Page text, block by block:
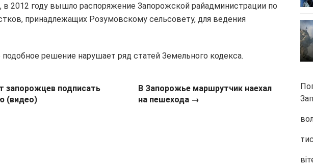
в 2012 году вышло распоряжение Запорожской райадминистрации по
принадлежащих Розумовскому сельсовету, для ведения
подобное решение нарушает ряд статей Земельного кодекса.
подписать
(видео)
В Запорожье маршрутчик наехал
на пешехода →